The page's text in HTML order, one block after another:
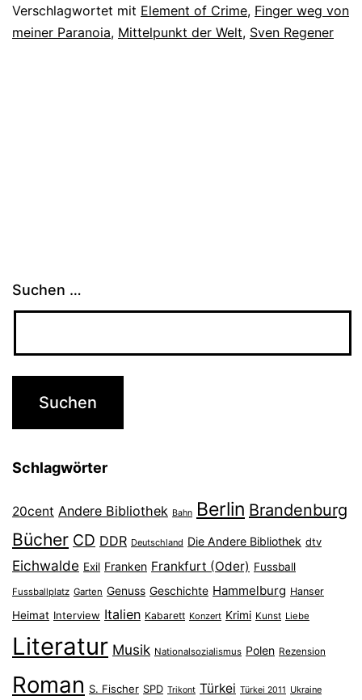
Verschlagwortet mit Element of Crime, Finger weg von
meiner Paranoia, Mittelpunkt der Welt, Sven Regener
Suchen …
Schlagwörter
20cent Andere Bibliothek Bahn Berlin Brandenburg
Bücher CD DDR Deutschland Die Andere Bibliothek dtv
Eichwalde Exil Franken Frankfurt (Oder) Fussball
Fussballplatz Garten Genuss Geschichte Hammelburg Hanser
Heimat Interview Italien Kabarett Konzert Krimi Kunst Liebe
Literatur Musik Nationalsozialismus Polen Rezension
Roman S. Fischer SPD Trikont Türkei Türkei 2011 Ukraine